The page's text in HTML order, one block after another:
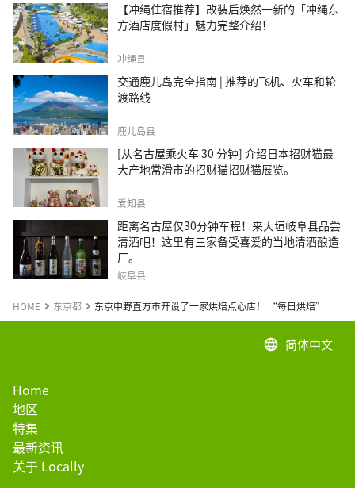
【冲绳住宿推荐】改装后焕然一新的「冲绳东
方酒店度假村」魅力完整介绍！
冲绳县
交通鹿儿岛完全指南 | 推荐的飞机、火车和轮
渡路线
鹿儿岛县
[从名古屋乘火车 30 分钟] 介绍日本招财猫最
大产地常滑市的招财猫招财猫展览。
爱知县
距离名古屋仅30分钟车程！来大垣岐阜县品尝
清酒吧！这里有三家备受喜爱的当地清酒酿造
厂。
岐阜县
HOME 东京都 东京中野直方市开设了一家烘焙点心店！ “每日烘焙”
language 简体中文
Home
地区
特集
最新资讯
关于 Locally